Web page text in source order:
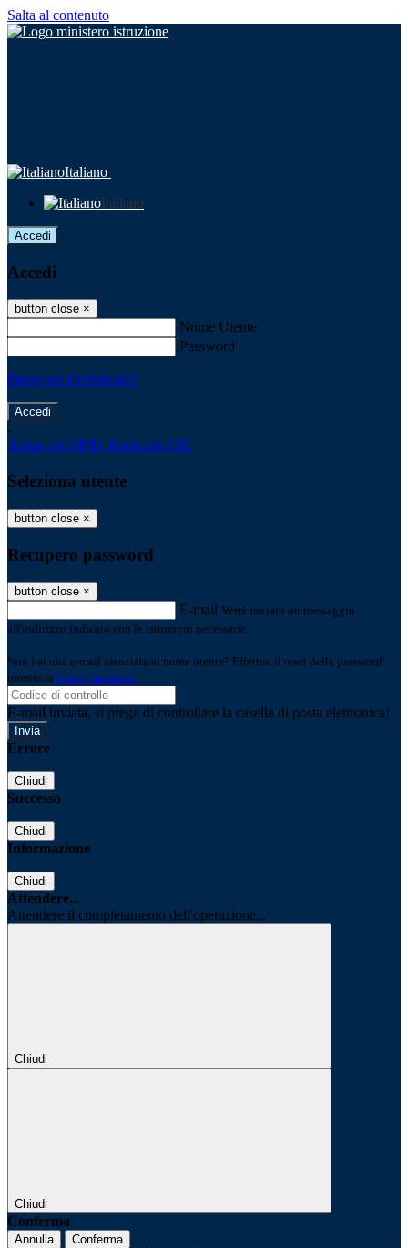
Salta al contenuto
Italiano
Italiano
Accedi
Accedi
button close ×
Nome Utente
Password
Password dimenticata?
-
Entra con SPID Entra con CIE
Seleziona utente
button close ×
Recupero password
button close ×
E-mail Verrà inviato un messaggio
all'indirizzo indicato con le istruzioni necessarie.
Non hai una e-mail associata al nome utente? Effettua il reset della password
tramite la Login Spaggiari
E-mail inviata, si prega di controllare la casella di posta elettronica!
Errore
Chiudi
Successo
Chiudi
Informazione
Chiudi
Attendere...
Attendere il completamento dell'operazione...
Chiudi
Chiudi
Conferma
Annulla Conferma